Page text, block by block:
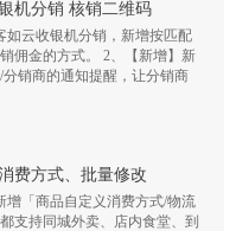
机分销 核销二维码
如云收银机分销，新增按匹配
佣金的方式。 2、【新增】新
销商的通知提醒，让分销商
费方式、批量修改
增「商品自定义消费方式/物流
支持同城外卖、店内食堂、到